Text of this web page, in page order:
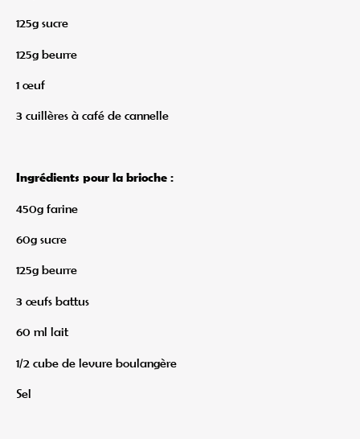
125g sucre
125g beurre
1 œuf
3 cuillères à café de cannelle
Ingrédients pour la brioche :
450g farine
60g sucre
125g beurre
3 œufs battus
60 ml lait
1/2 cube de levure boulangère
Sel